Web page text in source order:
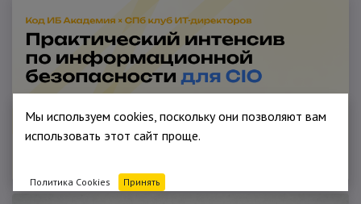
Мы используем cookies, поскольку они позволяют вам
использовать этот сайт проще.
Политика Cookies Принять